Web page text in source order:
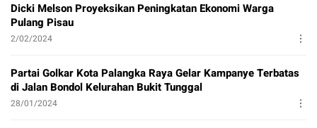
Dicki Melson Proyeksikan Peningkatan Ekonomi Warga
Pulang Pisau
2/02/2024
Partai Golkar Kota Palangka Raya Gelar Kampanye Terbatas
di Jalan Bondol Kelurahan Bukit Tunggal
28/01/2024